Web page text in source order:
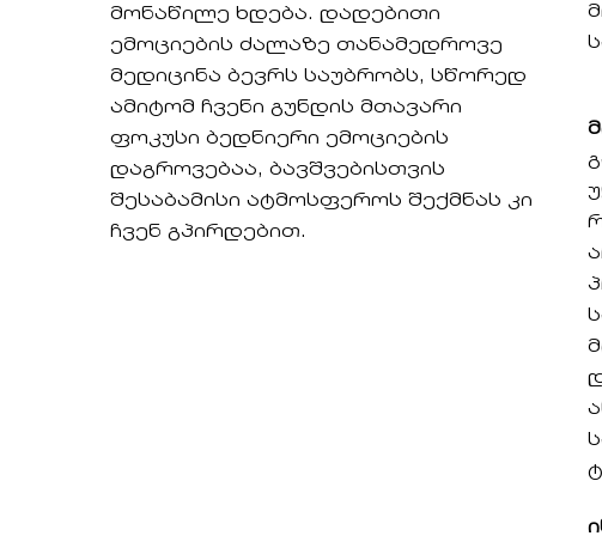
მონაწილე ხდება. დადებითი
ემოციების ძალაზე თანამედროვე
მედიცინა ბევრს საუბრობს, სწორედ
ამიტომ ჩვენი გუნდის მთავარი
ფოკუსი ბედნიერი ემოციების
დაგროვებაა, ბავშვებისთვის
შესაბამისი ატმოსფეროს შექმნას კი
ჩვენ გპირდებით.